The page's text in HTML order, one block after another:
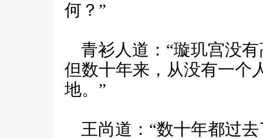
何？”
青衫人道：“璇玑宫没
但数十年来，从没有一个
地。”
王尚道：“数十年都过